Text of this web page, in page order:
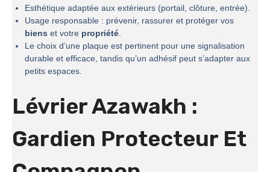
Esthétique adaptée aux extérieurs (portail, clôture, entrée).
Usage responsable : prévenir, rassurer et protéger vos
biens et votre propriété.
Le choix d’une plaque est pertinent pour une signalisation
durable et efficace, tandis qu’un adhésif peut s’adapter aux
petits espaces.
Lévrier Azawakh :
Gardien Protecteur Et